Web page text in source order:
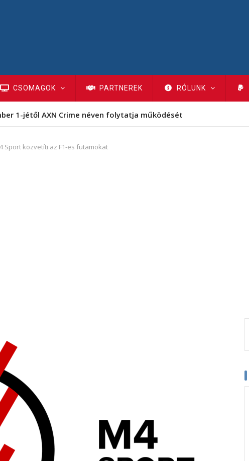
CSOMAGOK PARTNEREK RÓLUNK
1-jétől AXN Crime néven folytatja működését
Sport közvetíti az F1-es futamokat